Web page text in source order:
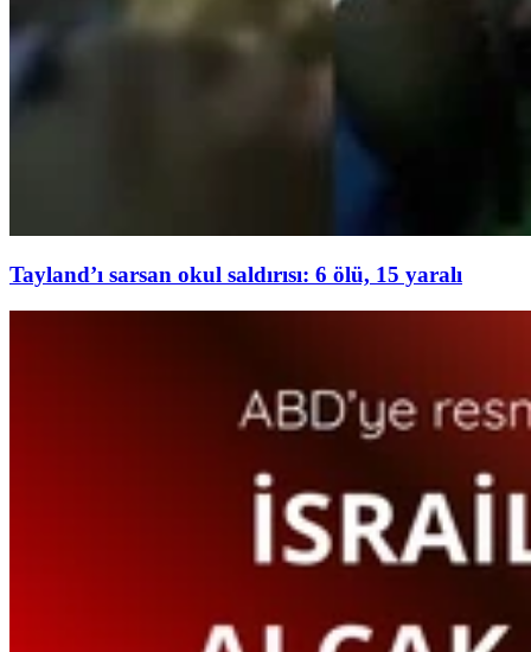
Tayland’ı sarsan okul saldırısı: 6 ölü, 15 yaralı